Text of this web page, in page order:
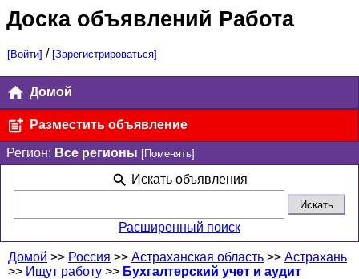
Доска объявлений Работа
[Войти] / [Зарегистрироваться]
Домой
Разместить объявление
Регион: Все регионы [Поменять]
Искать объявления
Расширенный поиск
Домой >> Россия >> Астраханская область >> Астрахань
>> Ищут работу >> Бухгалтерский учет и аудит